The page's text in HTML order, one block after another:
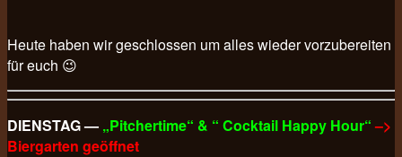
Heute haben wir geschlossen um alles wieder vorzubereiten
für euch 😉
DIENSTAG — „Pitchertime“ & “ Cocktail Happy Hour“–>
Biergarten geöffnet